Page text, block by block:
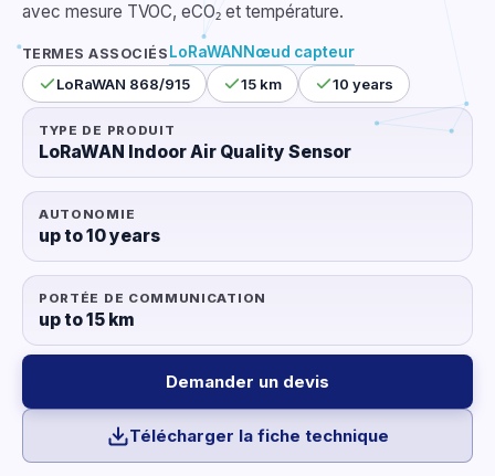
avec mesure TVOC, eCO₂ et température.
TERMES ASSOCIÉS LoRaWAN Nœud capteur
LoRaWAN 868/915
15 km 10 years
TYPE DE PRODUIT
LoRaWAN Indoor Air Quality Sensor
AUTONOMIE
up to 10 years
PORTÉE DE COMMUNICATION
up to 15 km
Demander un devis
Télécharger la fiche technique